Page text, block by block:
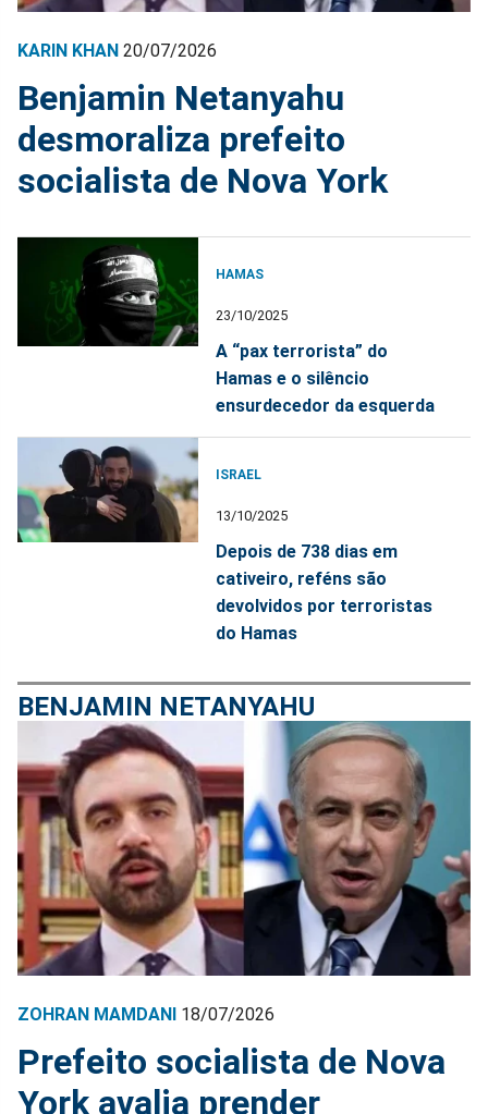
KARIN KHAN 20/07/2026
Benjamin Netanyahu
desmoraliza prefeito
socialista de Nova York
HAMAS
23/10/2025
A “pax terrorista” do
Hamas e o silêncio
ensurdecedor da esquerda
ISRAEL
13/10/2025
Depois de 738 dias em
cativeiro, reféns são
devolvidos por terroristas
do Hamas
BENJAMIN NETANYAHU
ZOHRAN MAMDANI 18/07/2026
Prefeito socialista de Nova
York avalia prender